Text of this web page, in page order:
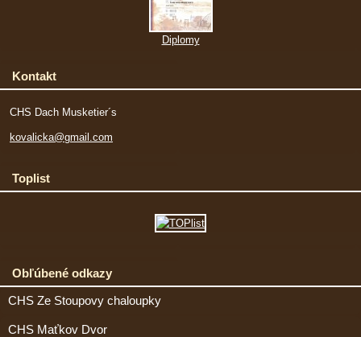
Diplomy
Kontakt
CHS Dach Musketier´s
kovalicka@gmail.com
Toplist
Obľúbené odkazy
CHS Ze Stoupovy chaloupky
CHS Maťkov Dvor